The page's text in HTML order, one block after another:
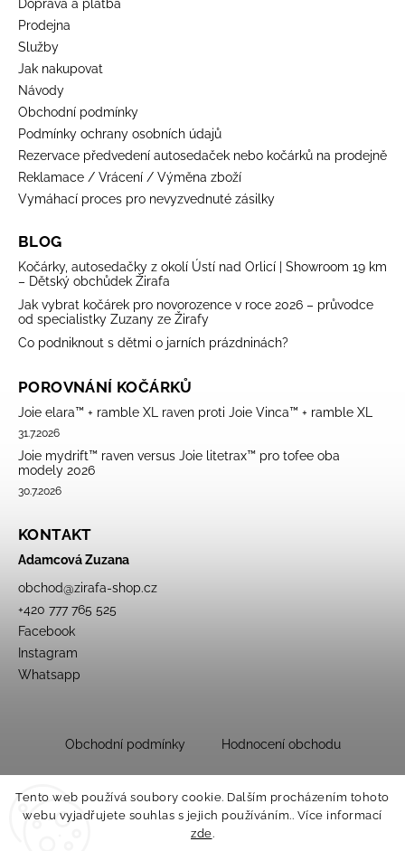
Tento web používá soubory cookie. Dalším procházením tohoto
webu vyjadřujete souhlas s jejich používáním.. Více informací
zde.
Doprava a platba
Prodejna
Služby
Jak nakupovat
Návody
Obchodní podmínky
Podmínky ochrany osobních údajů
Rezervace předvedení autosedaček nebo kočárků na prodejně
Reklamace / Vrácení / Výměna zboží
Vymáhací proces pro nevyzvednuté zásilky
BLOG
Kočárky, autosedačky z okolí Ústí nad Orlicí | Showroom 19 km
– Dětský obchůdek Žirafa
Jak vybrat kočárek pro novorozence v roce 2026 – průvodce
od specialistky Zuzany ze Žirafy
Co podniknout s dětmi o jarních prázdninách?
POROVNÁNÍ KOČÁRKŮ
Joie elara™ + ramble XL raven proti Joie Vinca™ + ramble XL
31.7.2026
Joie mydrift™ raven versus Joie litetrax™ pro tofee oba
modely 2026
30.7.2026
KONTAKT
Adamcová Zuzana
obchod@zirafa-shop.cz
+420 777 765 525
Facebook
Instagram
Whatsapp
Obchodní podmínky Hodnocení obchodu